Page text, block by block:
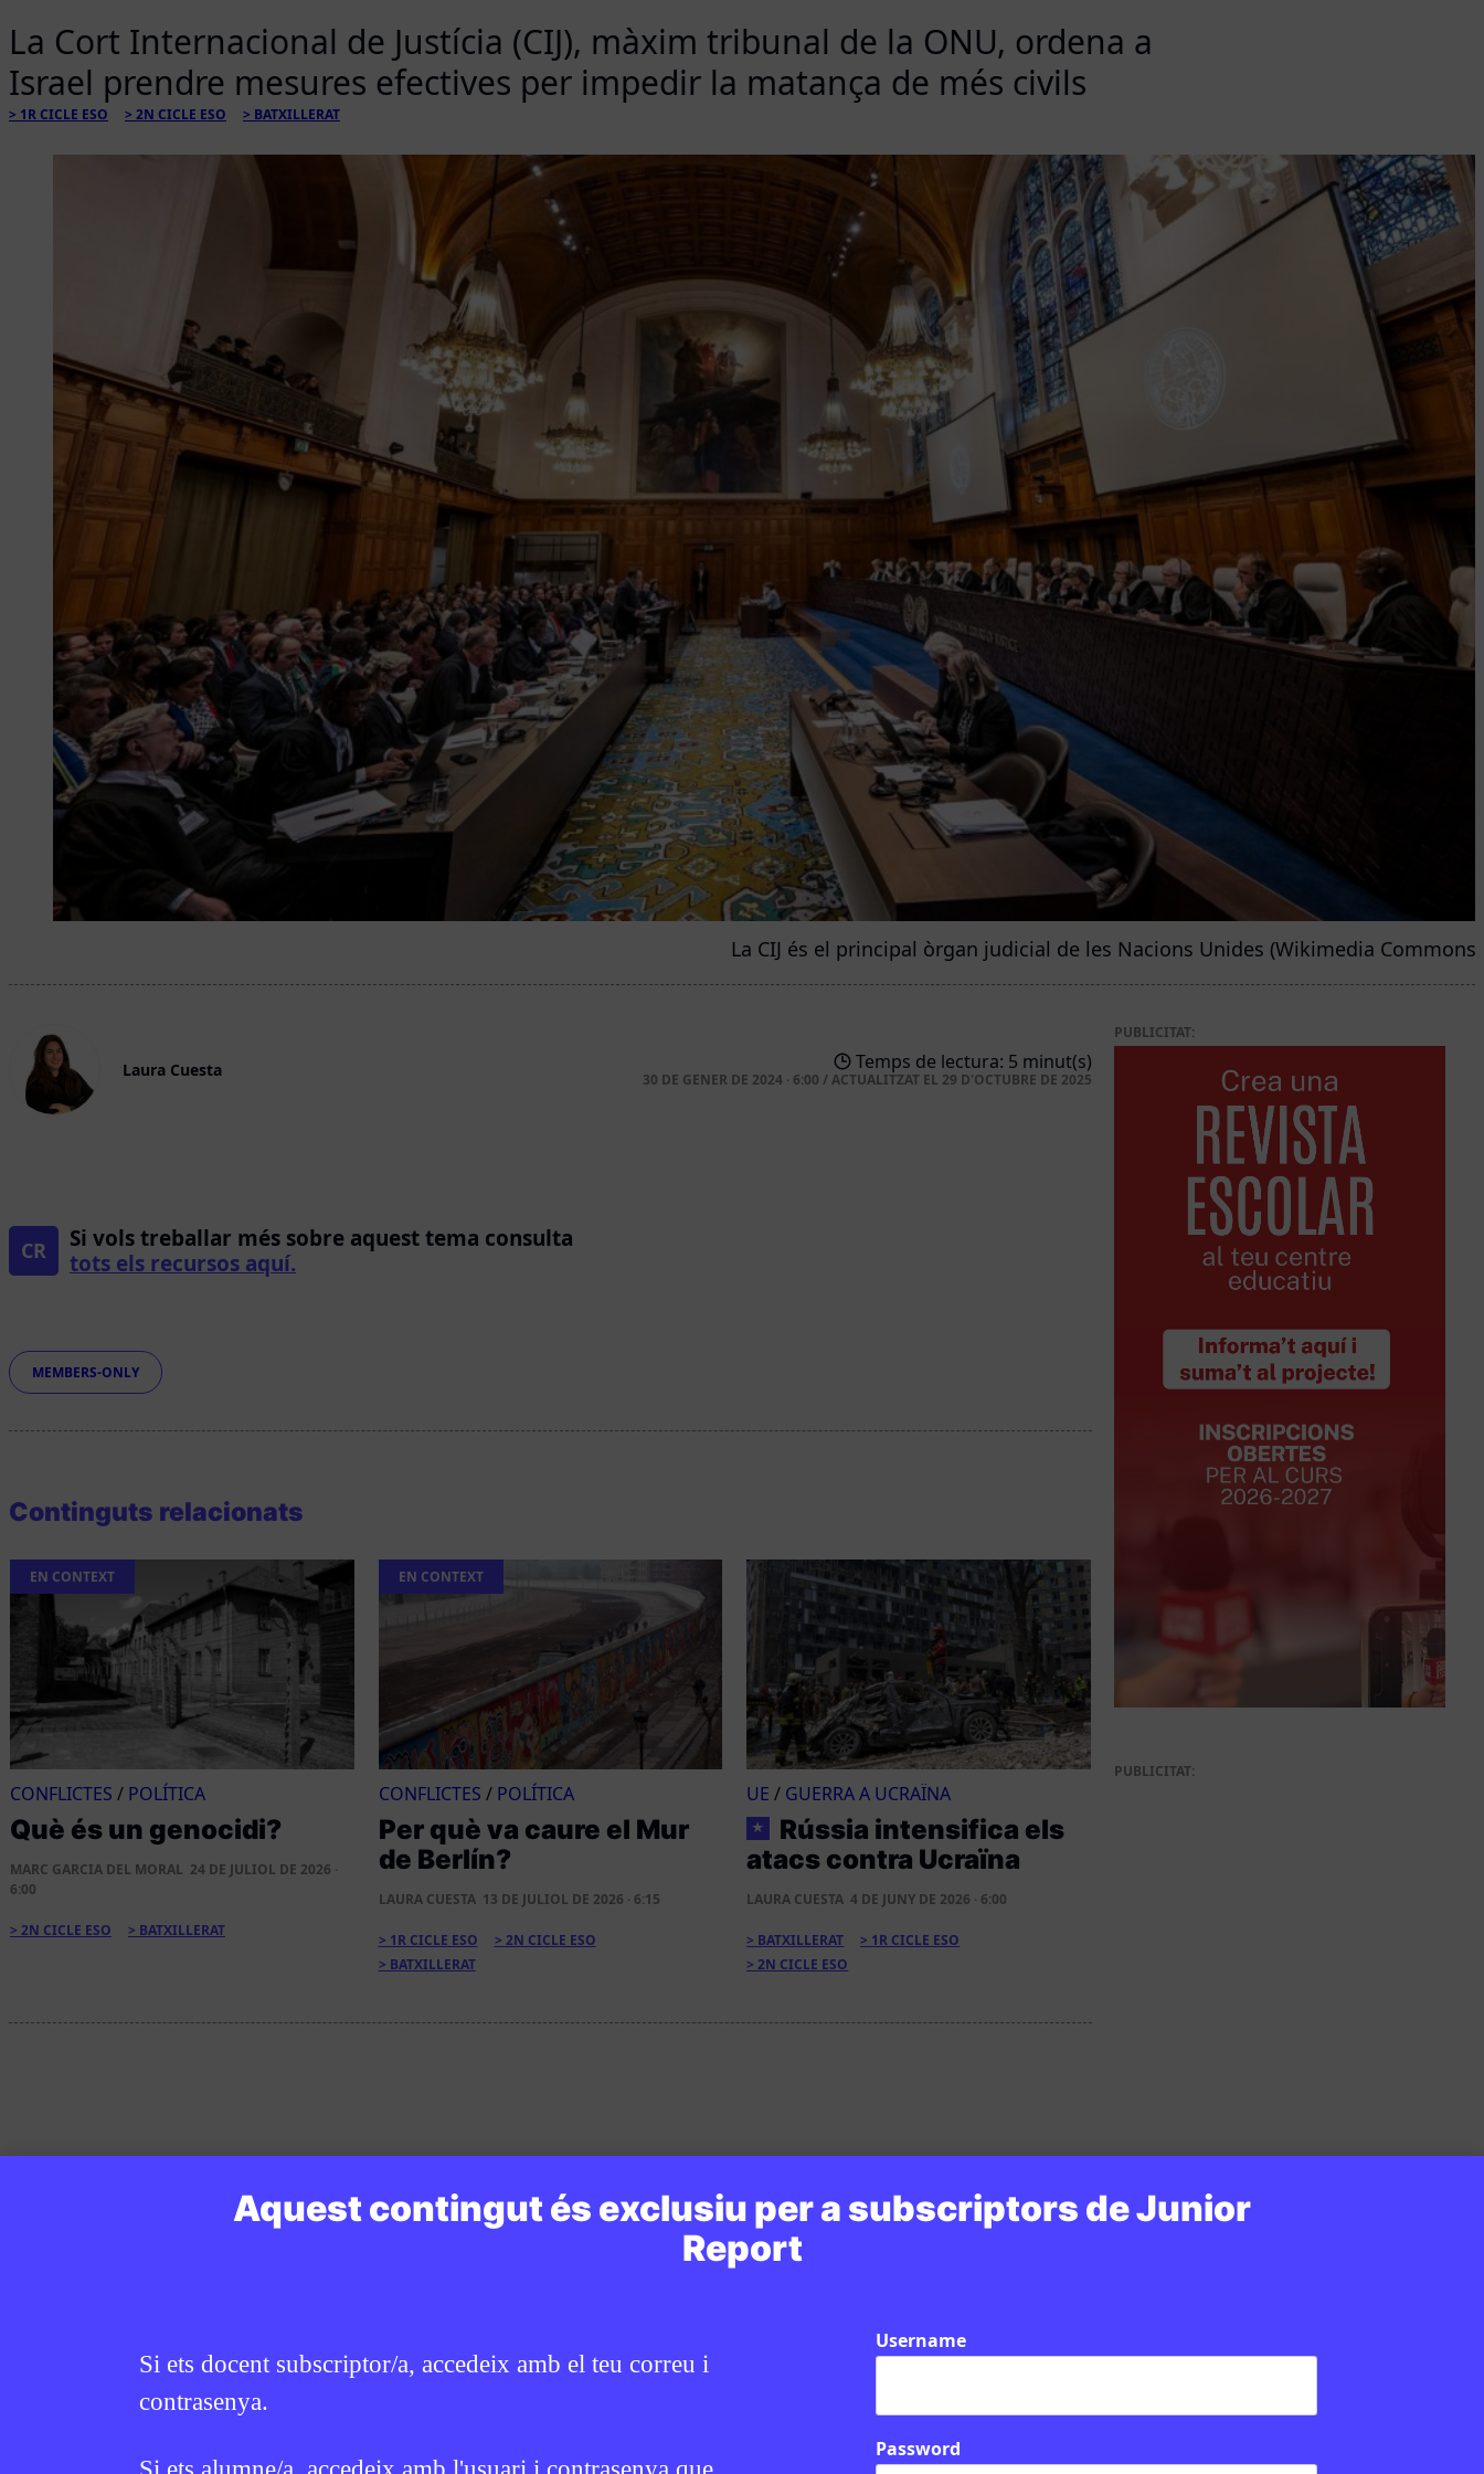
La Cort Internacional de Justícia (CIJ), màxim tribunal de la ONU, ordena a
Israel prendre mesures efectives per impedir la matança de més civils
1R CICLE ESO 2N CICLE ESO BATXILLERAT
La CIJ és el principal òrgan judicial de les Nacions Unides (Wikimedia Commons/
Laura Cuesta Temps de lectura: 5 minut(s)
30 DE GENER DE 2024 · 6:00 /ACTUALITZAT EL 29 D'OCTUBRE DE 2025
Aquest contingut és exclusiu per a subscriptors de Junior
Report
Si ets docent subscriptor/a, accedeix amb el teu correu i
contrasenya.
Username
Password
CR
Si vols treballar més sobre aquest tema consulta
tots els recursos aquí.
Etiquetes
MEMBERS-ONLY
Continguts relacionats
EN CONTEXT
CONFLICTES / POLÍTICA
Què és un genocidi?
MARC GARCIA DEL MORAL 24 DE JULIOL DE 2026 ·
6:00
2N CICLE ESO BATXILLERAT
EN CONTEXT
CONFLICTES / POLÍTICA
Per què va caure el Mur
de Berlín?
LAURA CUESTA 13 DE JULIOL DE 2026 · 6:15
1R CICLE ESO
2N CICLE ESO
BATXILLERAT
UE / GUERRA A UCRAÏNA
★
Rússia intensifica els
atacs contra Ucraïna
LAURA CUESTA 4 DE JUNY DE 2026 · 6:00
BATXILLERAT
1R CICLE ESO
2N CICLE ESO
PUBLICITAT:
PUBLICITAT: